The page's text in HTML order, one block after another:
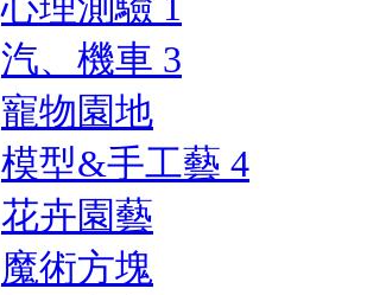
汽、機車 3
寵物園地
模型&手工藝 4
花卉園藝
魔術方塊